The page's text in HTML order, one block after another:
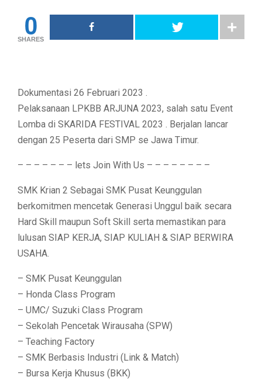
0
SHARES
Dokumentasi 26 Februari 2023 .
Pelaksanaan LPKBB ARJUNA 2023, salah satu Event
Lomba di SKARIDA FESTIVAL 2023 . Berjalan lancar
dengan 25 Peserta dari SMP se Jawa Timur.
– – – – – – – lets Join With Us – – – – – – – –
SMK Krian 2 Sebagai SMK Pusat Keunggulan
berkomitmen mencetak Generasi Unggul baik secara
Hard Skill maupun Soft Skill serta memastikan para
lulusan SIAP KERJA, SIAP KULIAH & SIAP BERWIRA
USAHA.
– SMK Pusat Keunggulan
– Honda Class Program
– UMC/ Suzuki Class Program
– Sekolah Pencetak Wirausaha (SPW)
– Teaching Factory
– SMK Berbasis Industri (Link & Match)
– Bursa Kerja Khusus (BKK)